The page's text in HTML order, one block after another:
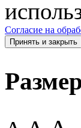
Согласие на
Принять и закрыть